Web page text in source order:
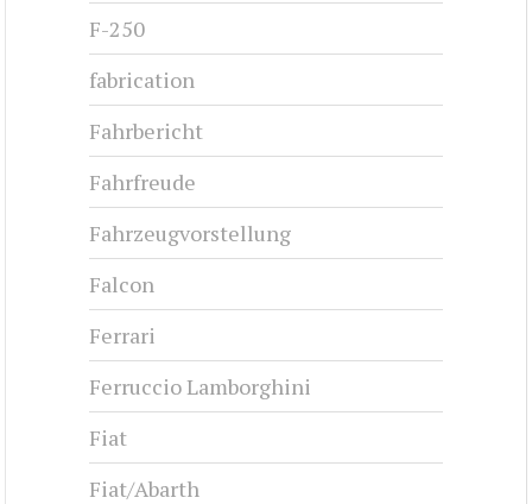
F-250
fabrication
Fahrbericht
Fahrfreude
Fahrzeugvorstellung
Falcon
Ferrari
Ferruccio Lamborghini
Fiat
Fiat/Abarth